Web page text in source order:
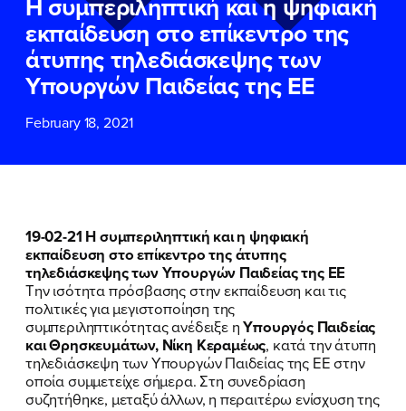
εκπαίδευση στο επίκεντρο της
άτυπης τηλεδιάσκεψης των
Υπουργών Παιδείας της ΕΕ
February 18, 2021
19-02-21 Η συμπεριληπτική και η ψηφιακή
εκπαίδευση στο επίκεντρο της άτυπης
τηλεδιάσκεψης των Υπουργών Παιδείας της ΕΕ
Την ισότητα πρόσβασης στην εκπαίδευση και τις
πολιτικές για μεγιστοποίηση της
συμπεριληπτικότητας ανέδειξε ηΥπουργός Παιδείας
και Θρησκευμάτων, Νίκη Κεραμέως, κατά την άτυπη
τηλεδιάσκεψη των Υπουργών Παιδείας της ΕΕ στην
οποία συμμετείχε σήμερα. Στη συνεδρίαση
συζητήθηκε, μεταξύ άλλων, η περαιτέρω ενίσχυση της
ΕΠΙΘΕΤΟ*
ΤΗΛΕΦΩΝΟ*
EMAIL
και τους τους
Όρους
Χρήσηςτου δικτυακού τόπου του
Πολιτικού Γραφείου της Βουλευτού
Νίκης Κεραμέως
ΥΠΟΒΟΛΗ
ΕΠΙΘΕΤΟ*
ΤΗΛΕΦΩΝΟ
EMAIL
και τους τους
Όρους
Χρήσηςτου δικτυακού τόπου του
Πολιτικού Γραφείου της Βουλευτού
Νίκης Κεραμέως
ΥΠΟΒΟΛΗ